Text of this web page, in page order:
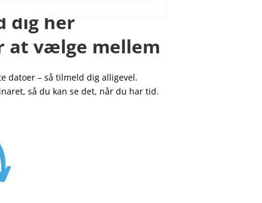
dig her
at vælge mellem
datoer – så tilmeld dig alligevel.
så du kan se det, når du har tid.